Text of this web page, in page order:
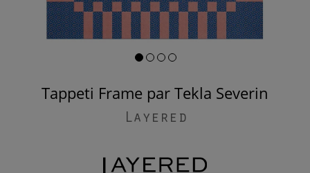
Tappeti Frame par Tekla Severin
Layered